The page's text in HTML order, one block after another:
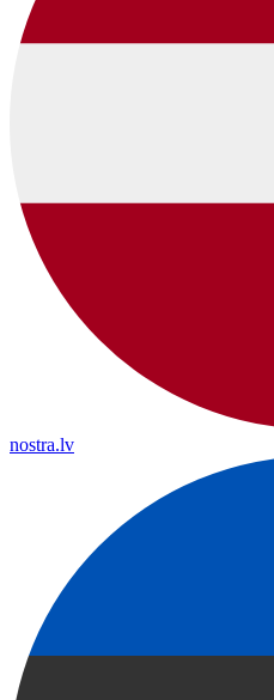
nostra.lv